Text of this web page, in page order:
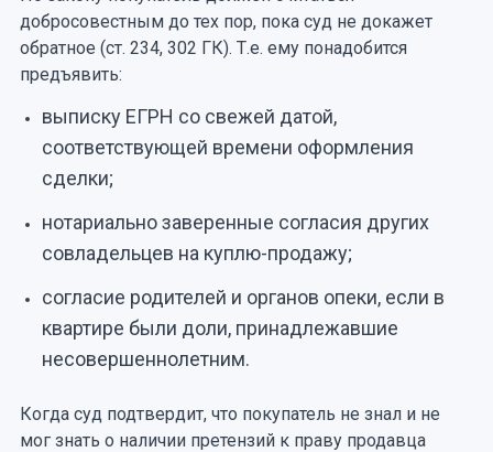
добросовестным до тех пор, пока суд не докажет
обратное (ст. 234, 302 ГК). Т.е. ему понадобится
предъявить:
выписку ЕГРН со свежей датой,
соответствующей времени оформления
сделки;
нотариально заверенные согласия других
совладельцев на куплю-продажу;
согласие родителей и органов опеки, если в
квартире были доли, принадлежавшие
несовершеннолетним.
Когда суд подтвердит, что покупатель не знал и не
мог знать о наличии претензий к праву продавца